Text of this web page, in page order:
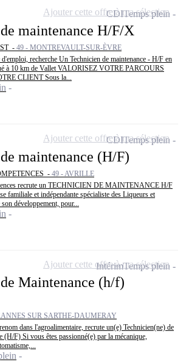
maintenance H/F/X
- 49 - MONTREVAULT-SUR-ÈVRE
recherche Un Technicien de maintenance - H/F en
à 10 km de Vallet VALORISEZ VOTRE PARCOURS
CLIENT Sous la...
CDITemps plein
Ajouter cette offre à ma sélection
maintenance (H/F)
- 49 - AVRILLE
recrute un TECHNICIEN DE MAINTENANCE H/F
familiale et indépendante spécialiste des Liqueurs et
développement, pour...
CDITemps plein
Ajouter cette offre à ma sélection
Maintenance (h/f)
SUR SARTHE-DAUMERAY
dans l'agroalimentaire, recrute un(e) Technicien(ne) de
(H/F) Si vous êtes passionné(e) par la mécanique,
IntérimTemps plein
Ajouter cette offre à ma sélection